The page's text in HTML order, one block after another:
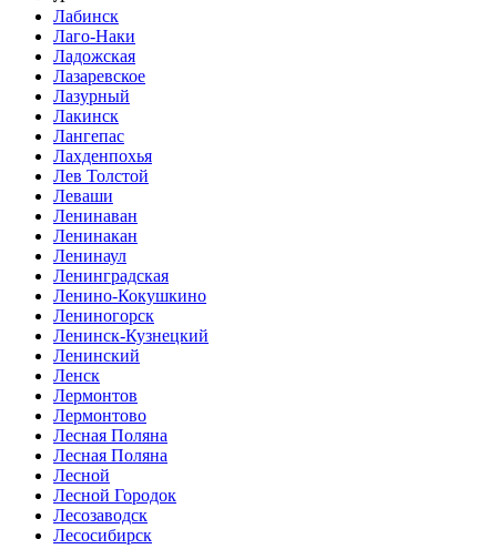
Лабинск
Лаго-Наки
Ладожская
Лазаревское
Лазурный
Лакинск
Лангепас
Лахденпохья
Лев Толстой
Леваши
Ленинаван
Ленинакан
Ленинаул
Ленинградская
Ленино-Кокушкино
Лениногорск
Ленинск-Кузнецкий
Ленинский
Ленск
Лермонтов
Лермонтово
Лесная Поляна
Лесная Поляна
Лесной
Лесной Городок
Лесозаводск
Лесосибирск